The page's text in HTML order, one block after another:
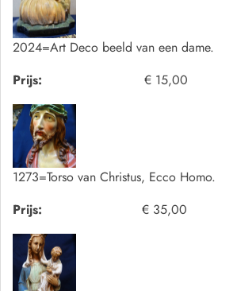
2024=Art Deco beeld van een dame.
Prijs:
€ 15,00
1273=Torso van Christus, Ecco Homo.
Prijs:
€ 35,00